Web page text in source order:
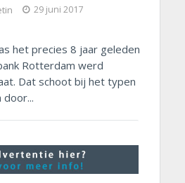
29 juni 2017
het precies 8 jaar geleden
Rotterdam werd
Dat schoot bij het typen